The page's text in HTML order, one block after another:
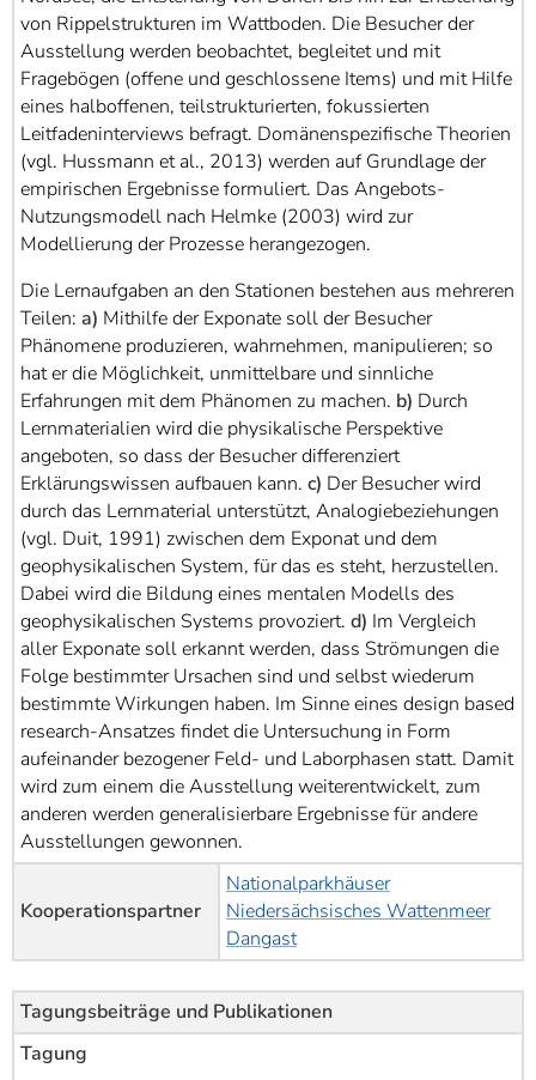
von Rippelstrukturen im Wattboden. Die Besucher der
Ausstellung werden beobachtet, begleitet und mit
Fragebögen (offene und geschlossene Items) und mit Hilfe
eines halboffenen, teilstrukturierten, fokussierten
Leitfadeninterviews befragt. Domänenspezifische Theorien
(vgl. Hussmann et al., 2013) werden auf Grundlage der
empirischen Ergebnisse formuliert. Das Angebots-
Nutzungsmodell nach Helmke (2003) wird zur
Modellierung der Prozesse herangezogen.
Die Lernaufgaben an den Stationen bestehen aus mehreren
Teilen: a) Mithilfe der Exponate soll der Besucher
Phänomene produzieren, wahrnehmen, manipulieren; so
hat er die Möglichkeit, unmittelbare und sinnliche
Erfahrungen mit dem Phänomen zu machen. b) Durch
Lernmaterialien wird die physikalische Perspektive
angeboten, so dass der Besucher differenziert
Erklärungswissen aufbauen kann. c) Der Besucher wird
durch das Lernmaterial unterstützt, Analogiebeziehungen
(vgl. Duit, 1991) zwischen dem Exponat und dem
geophysikalischen System, für das es steht, herzustellen.
Dabei wird die Bildung eines mentalen Modells des
geophysikalischen Systems provoziert. d) Im Vergleich
aller Exponate soll erkannt werden, dass Strömungen die
Folge bestimmter Ursachen sind und selbst wiederum
bestimmte Wirkungen haben. Im Sinne eines design based
research-Ansatzes findet die Untersuchung in Form
aufeinander bezogener Feld- und Laborphasen statt. Damit
wird zum einem die Ausstellung weiterentwickelt, zum
anderen werden generalisierbare Ergebnisse für andere
Ausstellungen gewonnen.
Kooperationspartner
Nationalparkhäuser
Niedersächsisches Wattenmeer
Dangast
Tagungsbeiträge und Publikationen
Tagung